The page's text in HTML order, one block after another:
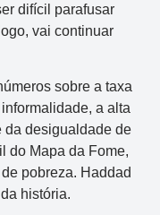
difícil parafusar
vai continuar
sobre a taxa
a alta
da desigualdade de
do Mapa da Fome,
pobreza. Haddad
história.